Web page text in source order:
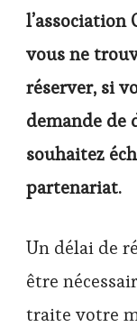
l’association
vous ne
réserver, si
demande de
souhaitez
partenariat.
Un délai de
être
traite votre